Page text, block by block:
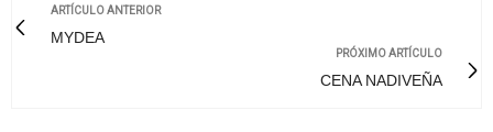
ARTÍCULO ANTERIOR
MYDEA
PRÓXIMO ARTÍCULO
CENA NADIVEÑA